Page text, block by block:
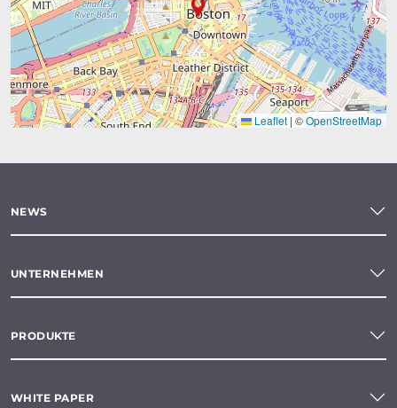
Leaflet | ©OpenStreetMap
NEWS
UNTERNEHMEN
PRODUKTE
WHITE PAPER